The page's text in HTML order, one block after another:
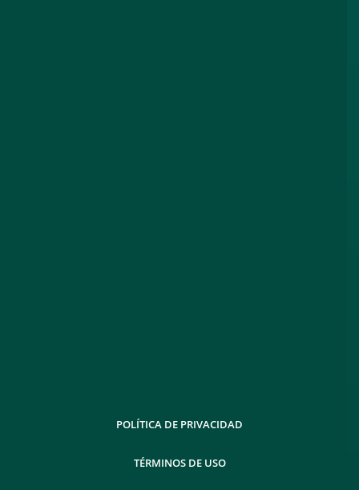
POLÍTICA DE PRIVACIDAD
TÉRMINOS DE USO